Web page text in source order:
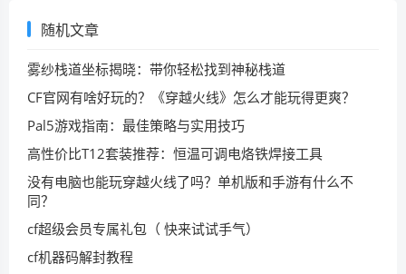
随机文章
雾纱栈道坐标揭晓：带你轻松找到神秘栈道
CF官网有啥好玩的？《穿越火线》怎么才能玩得更爽？
Pal5游戏指南：最佳策略与实用技巧
高性价比T12套装推荐：恒温可调电烙铁焊接工具
没有电脑也能玩穿越火线了吗？单机版和手游有什么不
同？
cf超级会员专属礼包（ 快来试试手气）
cf机器码解封教程